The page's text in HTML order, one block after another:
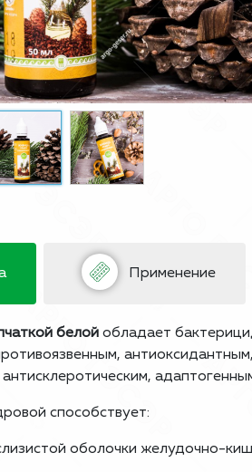
Применение
белой обладает
способствует:
оболочки желудочно-